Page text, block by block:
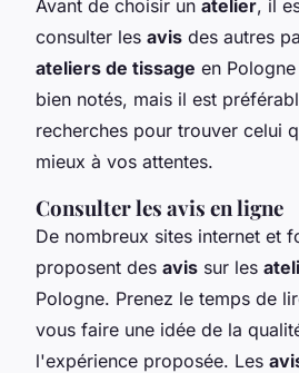
Avant de choisir un atelier, il
consulter les avis des autres
ateliers de tissage en
bien notés, mais il est
recherches pour trouver celui
mieux à vos attentes.
Consulter les avis en ligne
De nombreux sites internet et
proposent des avis sur les
Pologne. Prenez le temps de
vous faire une idée de la
l'expérience proposée. Les